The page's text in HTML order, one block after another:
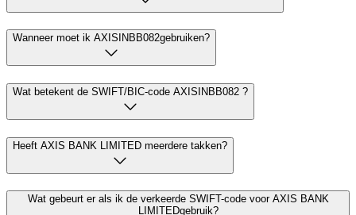
Wanneer moet ik AXISINBB082gebruiken?
Wat betekent de SWIFT/BIC-code AXISINBB082 ?
Heeft AXIS BANK LIMITED meerdere takken?
Wat gebeurt er als ik de verkeerde SWIFT-code voor AXIS BANK
LIMITEDgebruik?